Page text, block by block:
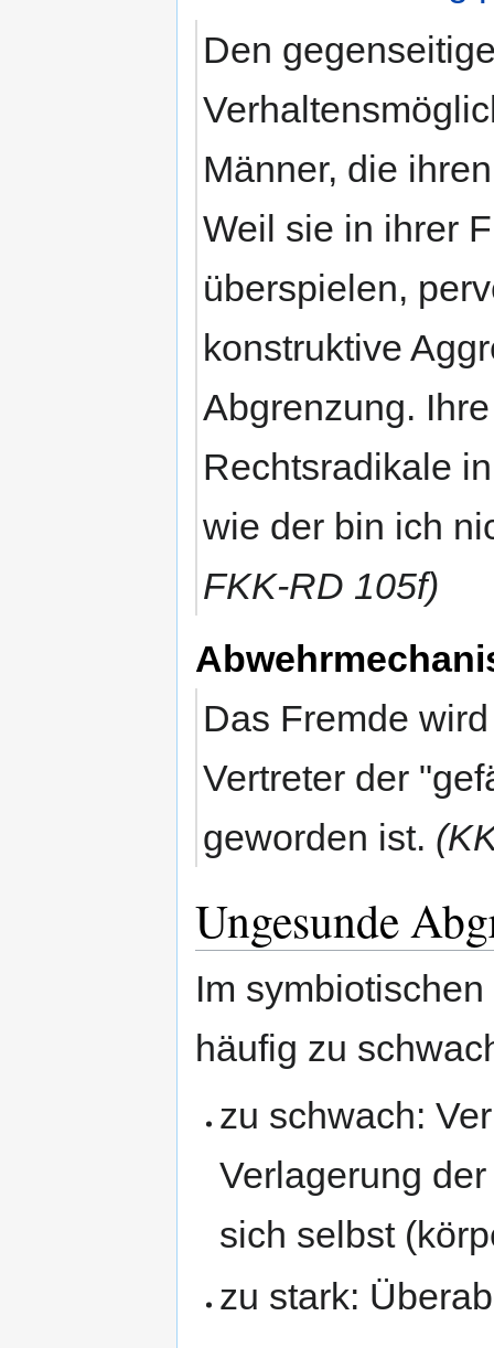
Den
Männer, die
Weil sie in ihrer
überspielen,
konstruktive
Abgrenzung.
Rechtsradikale
wie der bin ich
FKK-RD 105f)
Das Fremde
Vertreter der
geworden ist.
Ungesunde
Im
häufig zu
zu schwach:
Verlagerung
sich selbst
zu stark: